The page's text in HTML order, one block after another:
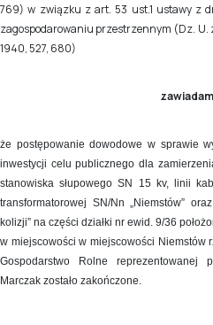
769) w związku z art. 53 ust.1 ustawy z
zagospodarowaniu przestrzennym (Dz. U.
1940, 527, 680)
że postępowanie dowodowe w sprawie
inwestycji celu publicznego dla
stanowiska słupowego SN 15 kv, linii
transformatorowej SN/Nn „Niemstów”
kolizji” na części działki nr ewid. 9/36
w miejscowości w miejscowości Niemstów
Gospodarstwo Rolne reprezentowanej
Marczak zostało zakończone.